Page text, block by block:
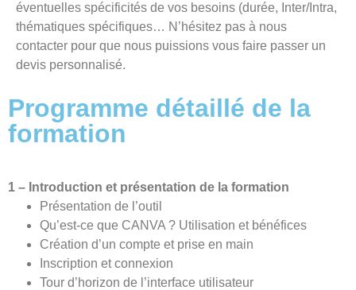
éventuelles spécificités de vos besoins (durée, Inter/Intra,
thématiques spécifiques… N’hésitez pas à nous
contacter pour que nous puissions vous faire passer un
devis personnalisé.
Programme détaillé de la
formation
1 – Introduction et présentation de la formation
Présentation de l’outil
Qu’est-ce que CANVA ? Utilisation et bénéfices
Création d’un compte et prise en main
Inscription et connexion
Tour d’horizon de l’interface utilisateur